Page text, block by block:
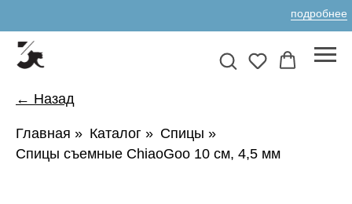
подробнее
← Назад
Главная » Каталог » Спицы »
Спицы съемные ChiaoGoo 10 см, 4,5 мм